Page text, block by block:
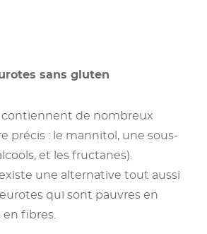
sans gluten
de nombreux
précis : le mannitol, une sous-
et les fructanes).
une alternative tout aussi
qui sont pauvres en
en fibres.